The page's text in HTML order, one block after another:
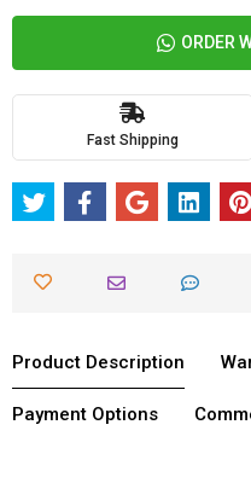
ORDER
Fast Shipping
Product Description
Payment Options